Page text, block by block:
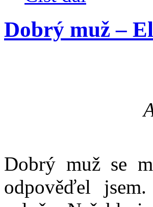
Dobrý muž –
Dobrý muž se
odpověďel